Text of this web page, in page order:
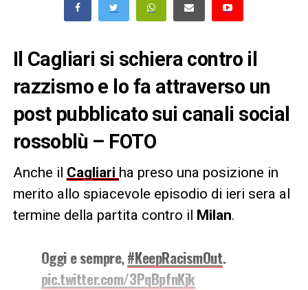
Il Cagliari si schiera contro il
razzismo e lo fa attraverso un
post pubblicato sui canali social
rossoblù – FOTO
Anche il Cagliari ha preso una posizione in
merito allo spiacevole episodio di ieri sera al
termine della partita contro il Milan.
Oggi e sempre,#KeepRacismOut.
pic.twitter.com/3PqBpfnKjk